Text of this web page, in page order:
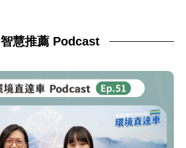
智慧推薦 Podcast